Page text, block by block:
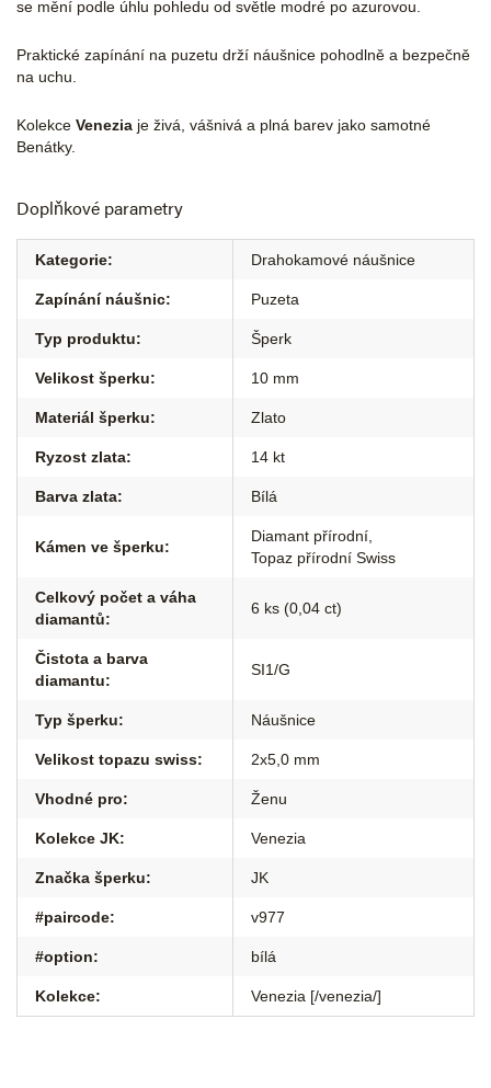
se mění podle úhlu pohledu od světle modré po azurovou.
Praktické zapínání na puzetu drží náušnice pohodlně a bezpečně
na uchu.
Kolekce Venezia je živá, vášnivá a plná barev jako samotné
Benátky.
Doplňkové parametry
Kategorie: Drahokamové náušnice
Zapínání náušnic: Puzeta
Typ produktu: Šperk
Velikost šperku: 10 mm
Materiál šperku: Zlato
Ryzost zlata: 14 kt
Barva zlata: Bílá
Kámen ve šperku:
Diamant přírodní
Topaz přírodní Swiss
Celkový počet a váha
diamantů:
6 ks (0,04 ct)
Čistota a barva
diamantu:
SI1/G
Typ šperku: Náušnice
Velikost topazu swiss: 2x5,0 mm
Vhodné pro: Ženu
Kolekce JK: Venezia
Značka šperku: JK
#paircode: v977
#option: bílá
Kolekce: Venezia [/venezia/]